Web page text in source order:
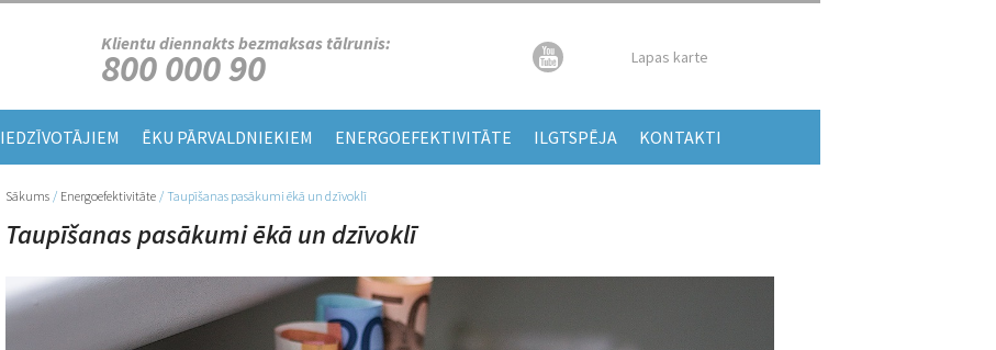
Klientu diennakts bezmaksas tālrunis:
800 000 90 Lapas karte
IEDZĪVOTĀJIEM ĒKU PĀRVALDNIEKIEM ENERGOEFEKTIVITĀTE ILGTSPĒJA KONTAKTI
Jūs atrodaties šeit
Sākums / Energoefektivitāte / Taupīšanas pasākumi ēkā un dzīvoklī
Taupīšanas pasākumi ēkā un dzīvoklī